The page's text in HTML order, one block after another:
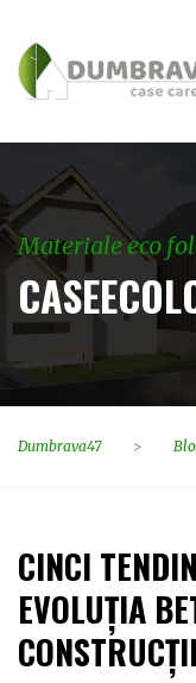
Materiale eco
Dumbrava47 >
CINCI
EVOLUȚIA